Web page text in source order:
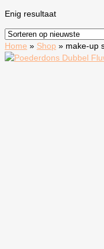
Enig resultaat
Home » Shop » make-up